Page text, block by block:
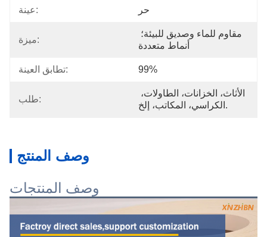
عينة: حر
ميزة:
أنماط متعددة
تطابق العينة: 99%
طلب:
الكراسي، المكاتب، إلخ.
وصف المنتج
وصف المنتجات